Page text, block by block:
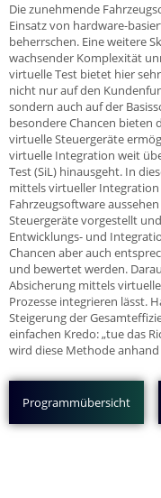
Die zunehmende
Einsatz von hardware-
beherrschen. Eine weitere
wachsender Komplexität
virtuelle Test bietet hier
nicht nur auf den
sondern auch auf der
besondere Chancen bieten
virtuelle Steuergeräte
virtuelle Integration weit
Test (SiL) hinausgeht. In
mittels virtueller Integration
Fahrzeugsoftware
Steuergeräte vorgestellt
Entwicklungs- und
Chancen aber auch
und bewertet werden.
Absicherung mittels
Prozesse integrieren lässt.
Steigerung der
einfachen Kredo: „tue das
wird diese Methode
Programmübersicht